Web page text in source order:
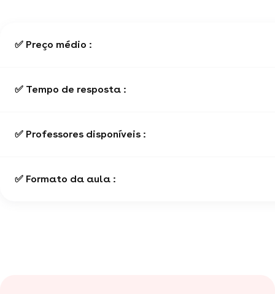
✅ Preço médio :
✅ Tempo de resposta :
✅ Professores disponíveis :
✅ Formato da aula :